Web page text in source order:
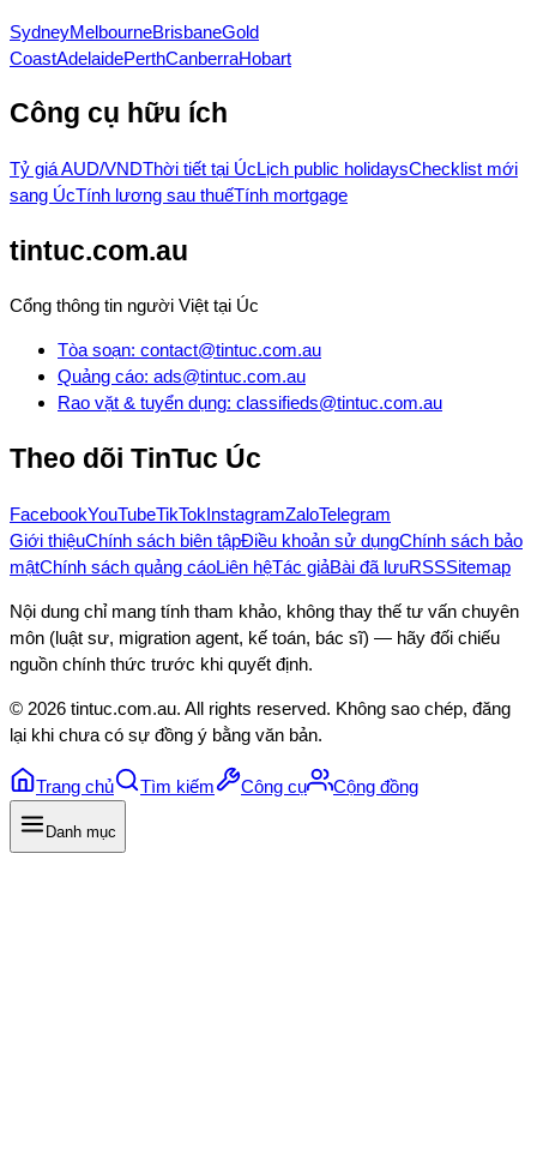
SydneyMelbourneBrisbaneGold
CoastAdelaidePerthCanberraHobart
Công cụ hữu ích
Tỷ giá AUD/VNDThời tiết tại ÚcLịch public holidaysChecklist mới
sang ÚcTính lương sau thuếTính mortgage
tintuc.com.au
Cổng thông tin người Việt tại Úc
Tòa soạn: contact@tintuc.com.au
Quảng cáo: ads@tintuc.com.au
Rao vặt & tuyển dụng: classifieds@tintuc.com.au
Theo dõi TinTuc Úc
FacebookYouTubeTikTokInstagramZaloTelegram
Giới thiệuChính sách biên tậpĐiều khoản sử dụngChính sách bảo
mậtChính sách quảng cáoLiên hệTác giảBài đã lưuRSSSitemap
Nội dung chỉ mang tính tham khảo, không thay thế tư vấn chuyên
môn (luật sư, migration agent, kế toán, bác sĩ) — hãy đối chiếu
nguồn chính thức trước khi quyết định.
© 2026 tintuc.com.au. All rights reserved. Không sao chép, đăng
lại khi chưa có sự đồng ý bằng văn bản.
Trang chủ Tìm kiếm Công cụ Cộng đồng
Danh mục